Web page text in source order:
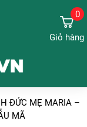
Giỏ hàng
0
ĐỨC MẸ MARIA –
MÃ